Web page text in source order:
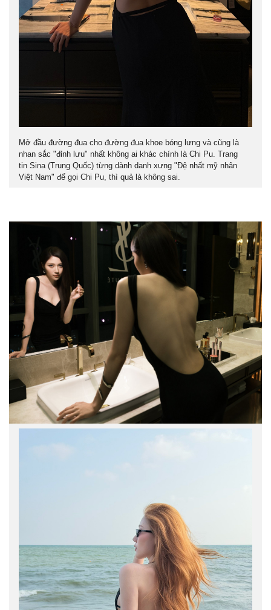
Mở đầu đường đua cho đường đua khoe bóng lưng và cũng là
nhan sắc "đỉnh lưu" nhất không ai khác chính là Chi Pu. Trang
tin Sina (Trung Quốc) từng dành danh xưng "Đệ nhất mỹ nhân
Việt Nam" để gọi Chi Pu, thì quả là không sai.